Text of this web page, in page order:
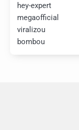
hey-expert
megaofficial
viralizou
bombou